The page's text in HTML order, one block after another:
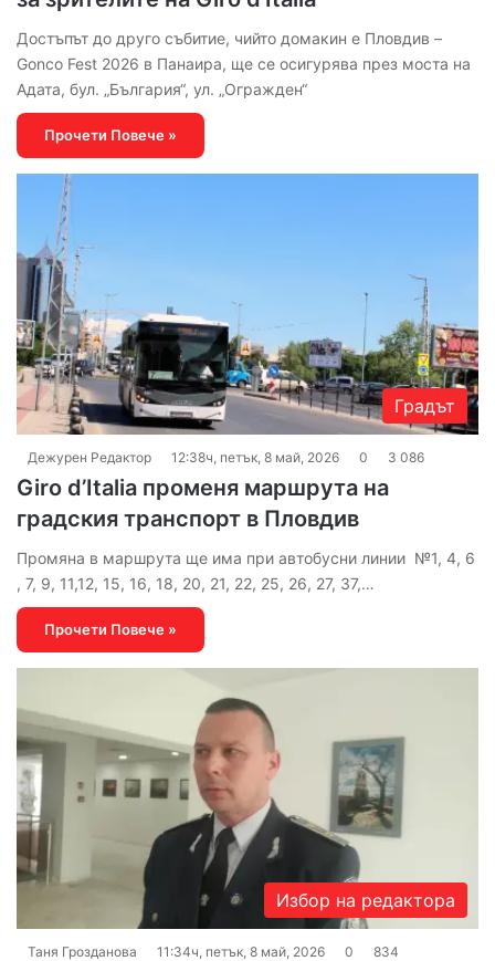
Достъпът до друго събитие, чийто домакин е Пловдив –
Gonco Fest 2026 в Панаира, ще се осигурява през моста на
Адата, бул. „България“, ул. „Огражден“
Прочети Повече »
Градът
Дежурен Редактор 12:38ч, петък, 8 май, 2026 0 3 086
Giro d’Italia променя маршрута на
градския транспорт в Пловдив
Промяна в маршрута ще има при автобусни линии №1, 4, 6
, 7, 9, 11,12, 15, 16, 18, 20, 21, 22, 25, 26, 27, 37,…
Прочети Повече »
Избор на редактора
Таня Грозданова 11:34ч, петък, 8 май, 2026 0 834